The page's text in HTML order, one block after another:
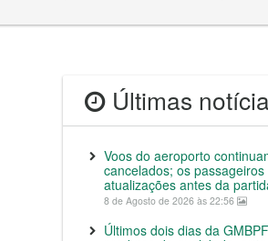
Últimas
Voos do aeroporto
cancelados; os
atualizações antes da
8 de Agosto de 2026 às 22:56
Últimos dois dias da